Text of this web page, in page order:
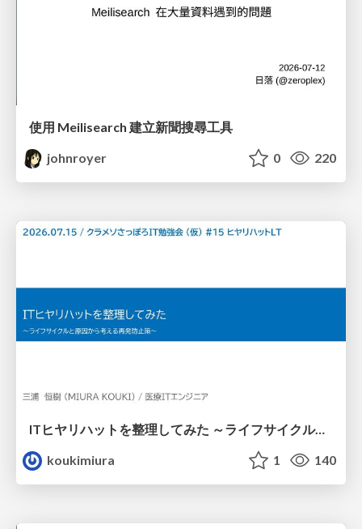
使用 Meilisearch 建立新聞搜尋工具
johnroyer
0 220
ITヒヤリハットを整理してみた ～ライフサイクルと原因から考える再発防止策～
koukimiura
1 140